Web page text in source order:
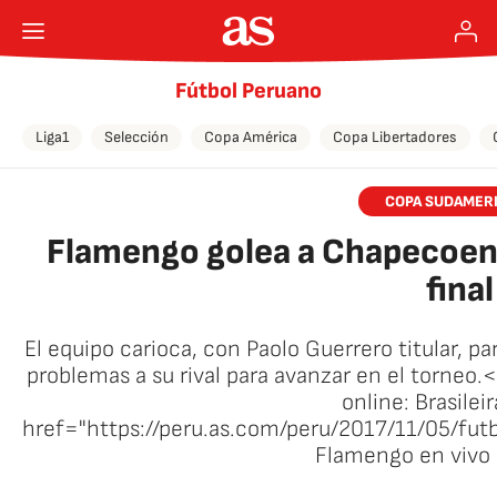
Fútbol Peruano
Liga1 Selección Copa América Copa Libertadores
COPA
Flamengo golea a
final
El equipo carioca, con Paolo Guerrero titular,
problemas a su rival para avanzar en el
online:
href="https://peru.as.com/peru/2017/11/05/
Flamengo en